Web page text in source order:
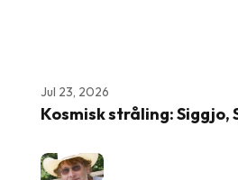
Jul 23, 2026
Kosmisk stråling: Siggjo,